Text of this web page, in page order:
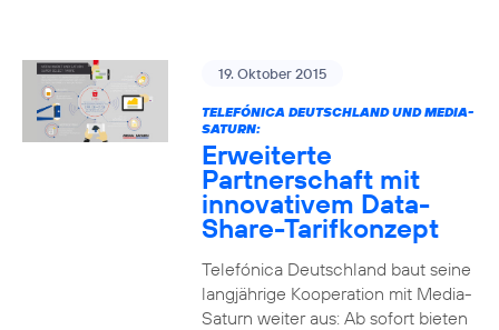
19. Oktober 2015
TELEFÓNICA DEUTSCHLAND UND MEDIA-
SATURN:
Erweiterte
Partnerschaft mit
innovativem Data-
Share-Tarifkonzept
Telefónica Deutschland baut seine
langjährige Kooperation mit Media-
Saturn weiter aus: Ab sofort bieten